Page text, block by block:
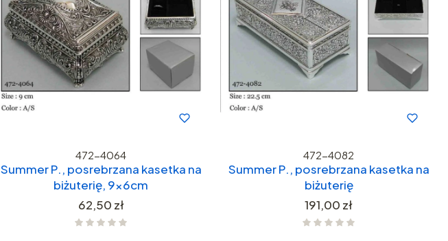
472-4064
Summer P., posrebrzana kasetka na
biżuterię, 9x6cm
Cena
62,50 zł
472-4082
Summer P., posrebrzana kasetka na
biżuterię
Cena
191,00 zł